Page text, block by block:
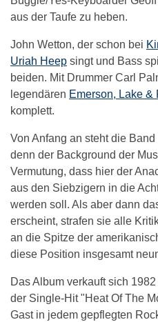
aus der Taufe zu heben.
John Wetton, der schon bei
Uriah Heep singt und Bass
beiden. Mit Drummer Carl
legendären Emerson, Lake &
komplett.
Von Anfang an steht die
denn der Background der
Vermutung, dass hier der
aus den Siebzigern in die
werden soll. Als aber dann
erscheint, strafen sie alle
an die Spitze der
diese Position insgesamt
Das Album verkauft sich
der Single-Hit "Heat Of The
Gast in jedem gepflegten